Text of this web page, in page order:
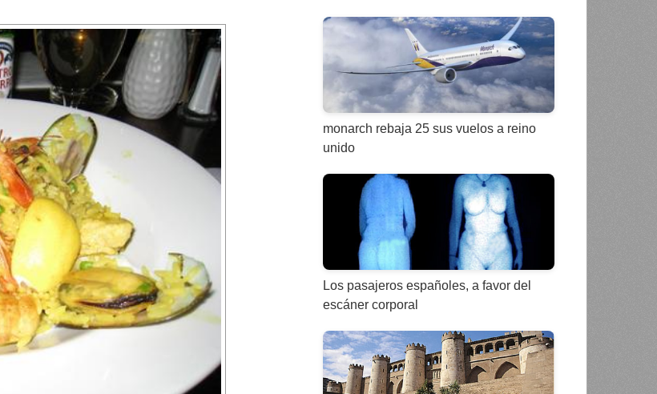
monarch rebaja 25 sus vuelos a reino
unido
Los pasajeros españoles, a favor del
escáner corporal